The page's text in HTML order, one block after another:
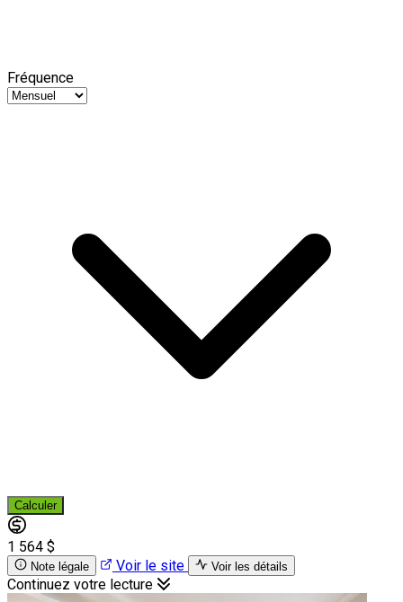
Fréquence
Calculer
1 564 $
Note légale Voir le site Voir les détails
Continuez votre lecture